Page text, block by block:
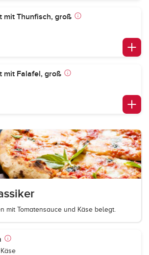
mit Thunfisch, groß
mit Falafel, groß
mit Tomatensauce und Käse belegt.